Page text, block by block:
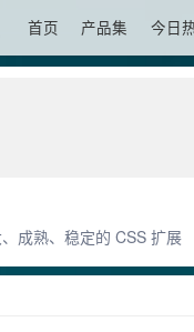
首页 产品集 今日
成熟、稳定的 CSS 扩展